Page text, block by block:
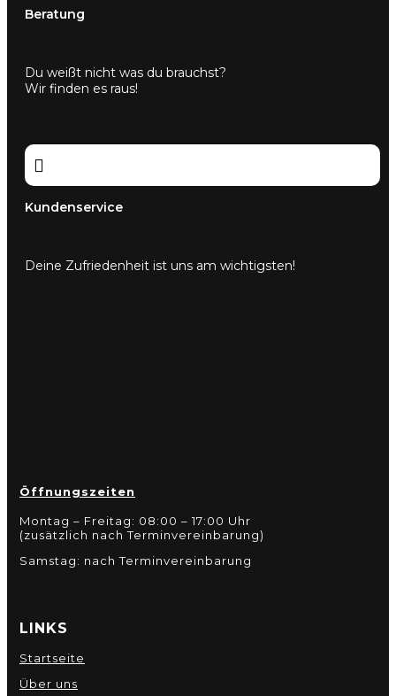
Beratung
Du weißt nicht was du brauchst?
Wir finden es raus!

Kundenservice
Deine Zufriedenheit ist uns am wichtigsten!
Öffnungszeiten
Montag – Freitag: 08:00 – 17:00 Uhr
(zusätzlich nach Terminvereinbarung)
Samstag: nach Terminvereinbarung
LINKS
Startseite
Über uns